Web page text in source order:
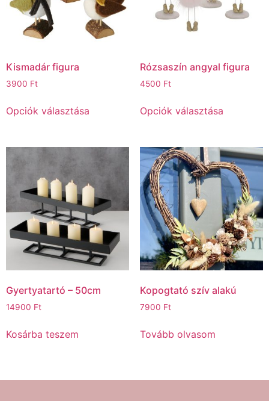
Kismadár figura
3900 Ft
Opciók választása
Rózsaszín angyal figura
4500 Ft
Opciók választása
Gyertyatartó – 50cm
14900 Ft
Kosárba teszem
Kopogtató szív alakú
7900 Ft
Tovább olvasom